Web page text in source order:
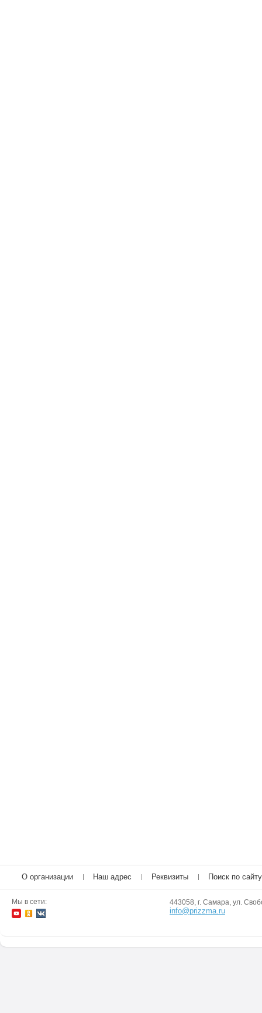
О организации Наш адрес Реквизиты Поиск по сайту
Мы в сети: 443058, г. Самара, ул.
info@prizzma.ru